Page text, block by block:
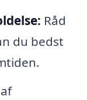
Råd
du bedst